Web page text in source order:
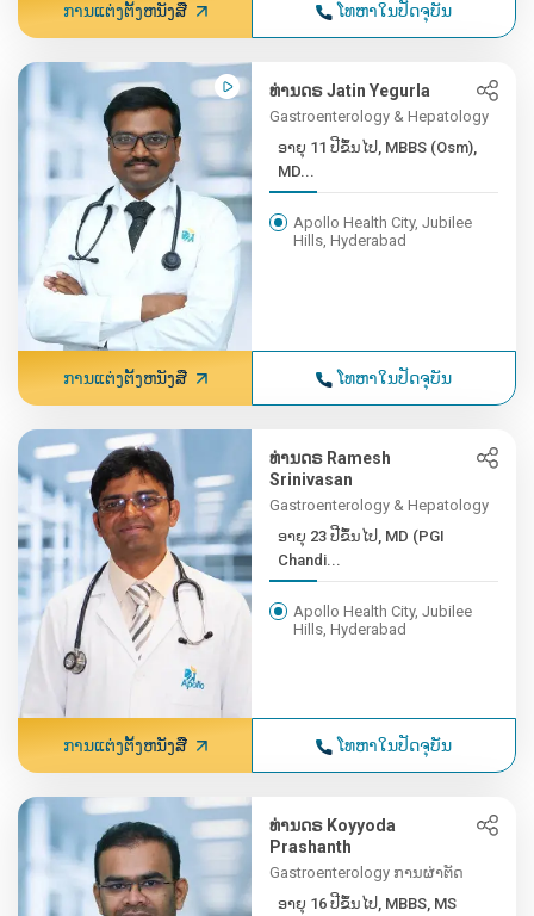
ການແຕ່ງຕັ້ງຫນັງສື ໂທຫາໃນປັດຈຸບັນ
ທ່ານດຣ Jatin Yegurla
Gastroenterology & Hepatology
ອາຍຸ 11 ປີຂຶ້ນໄປ, MBBS (Osm),
MD...
Apollo Health City, Jubilee
Hills, Hyderabad
ການແຕ່ງຕັ້ງຫນັງສື ໂທຫາໃນປັດຈຸບັນ
ທ່ານດຣ Ramesh
Srinivasan
Gastroenterology & Hepatology
ອາຍຸ 23 ປີຂຶ້ນໄປ, MD (PGI
Chandi...
Apollo Health City, Jubilee
Hills, Hyderabad
ການແຕ່ງຕັ້ງຫນັງສື ໂທຫາໃນປັດຈຸບັນ
ທ່ານດຣ Koyyoda
Prashanth
Gastroenterology ການຜ່າຕັດ
ອາຍຸ 16 ປີຂຶ້ນໄປ, MBBS, MS